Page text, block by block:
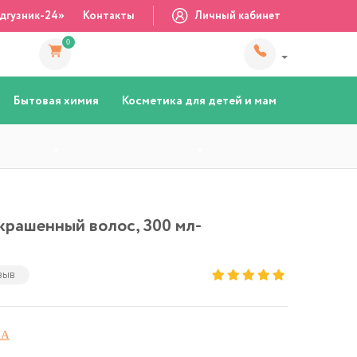
24» Контакты Личный кабинет
0
Бытовая химия Косметика для детей и мам
волос, 300 мл-